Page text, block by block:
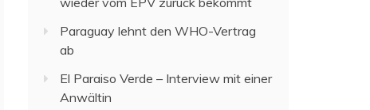
Paraguay lehnt den WHO-Vertrag
ab
El Paraiso Verde – Interview mit einer
Anwältin